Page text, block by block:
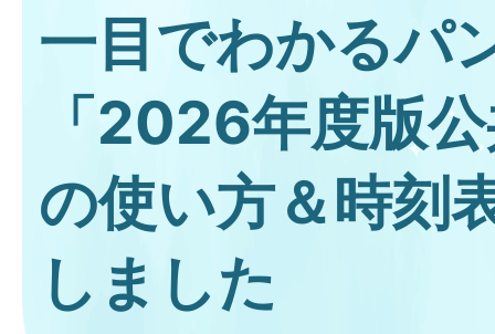
一目でわかるパ
「2026年度版
の使い方＆時刻
しました